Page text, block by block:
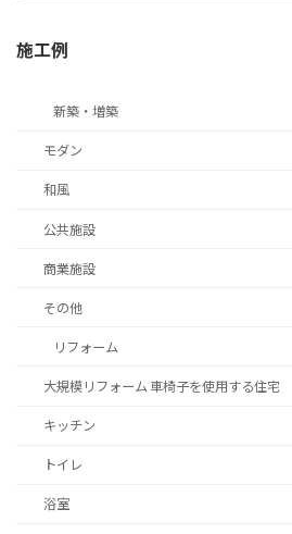
施工例
新築・増築
モダン
和風
公共施設
商業施設
その他
リフォーム
大規模リフォーム 車椅子を使用する住宅
キッチン
トイレ
浴室